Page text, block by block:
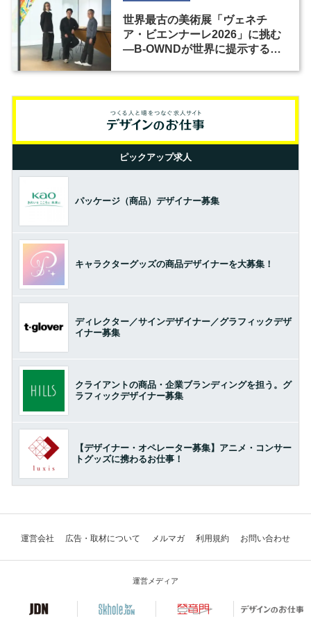
世界最古の美術展「ヴェネチ
ア・ビエンナーレ2026」に挑む
―B-OWNDが世界に提示する美
ピックアップ求人
パッケージ（商品）デザイナー募集
キャラクターグッズの商品デザイナーを大募集！
ディレクター／サインデザイナー／グラフィックデザ
イナー募集
クライアントの商品・企業ブランディングを担う。グ
ラフィックデザイナー募集
【デザイナー・オペレーター募集】アニメ・コンサー
トグッズに携わるお仕事！
運営会社 広告・取材について メルマガ 利用規約 お問い合わせ
運営メディア